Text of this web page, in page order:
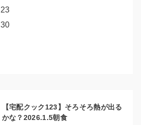
23
30
【宅配クック123】そろそろ熱が出る
かな？2026.1.5朝食